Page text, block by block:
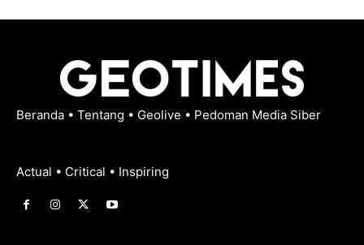
Beranda • Tentang • Geolive • Pedoman Media Siber
Actual • Critical • Inspiring